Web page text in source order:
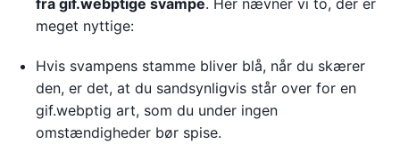
fra gif.webptige svampe. Her nævner vi to, der er
meget nyttige:
Hvis svampens stamme bliver blå, når du skærer
den, er det, at du sandsynligvis står over for en
gif.webptig art, som du under ingen
omstændigheder bør spise.